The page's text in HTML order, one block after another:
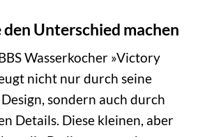
Unterschied machen
Wasserkocher »Victory
nicht nur durch seine
sondern auch durch
Details. Diese kleinen, aber